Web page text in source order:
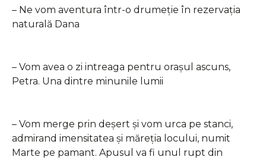
– Ne vom aventura într-o drumeție în rezervația
naturală Dana
– Vom avea o zi intreaga pentru orașul ascuns,
Petra. Una dintre minunile lumii
– Vom merge prin deșert și vom urca pe stanci,
admirand imensitatea și măreția locului, numit
Marte pe pamant. Apusul va fi unul rupt din